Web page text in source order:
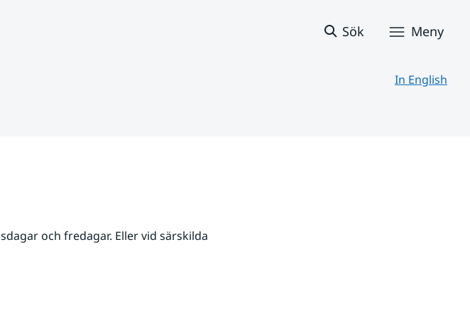
Sök Meny
In English
och fredagar. Eller vid särskilda